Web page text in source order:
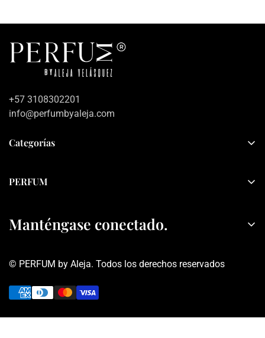
+57 3108302201
info@perfumbyaleja.com
Categorías
Mujer
Sets
PERFUM
Contacto
Términos y condiciones
Manténgase conectado.
Obtén información sobre descuentos y ofertas, tranquis no
seremos Spam
© PERFUM by Aleja. Todos los derechos reservados